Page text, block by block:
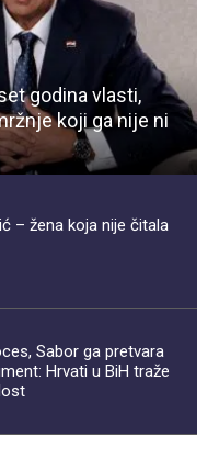
godina vlasti,
koji ga nije ni
– žena koja nije čitala
Sabor ga pretvara
Hrvati u BiH traže